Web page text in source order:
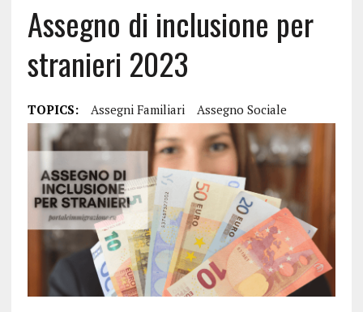
Assegno di inclusione per
stranieri 2023
TOPICS: Assegni Familiari Assegno Sociale